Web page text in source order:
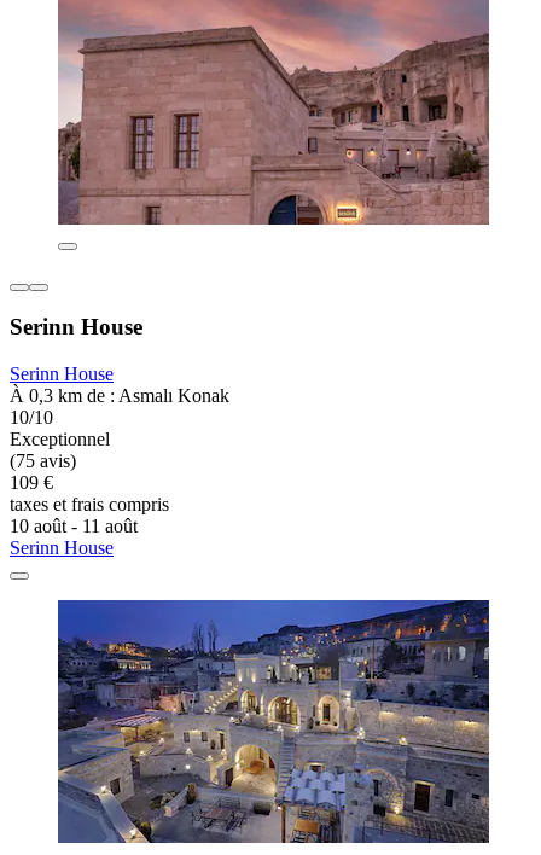
Serinn House
Serinn House
À 0,3 km de : Asmalı Konak
10/10
Exceptionnel
(75 avis)
109 €
taxes et frais compris
10 août - 11 août
Serinn House